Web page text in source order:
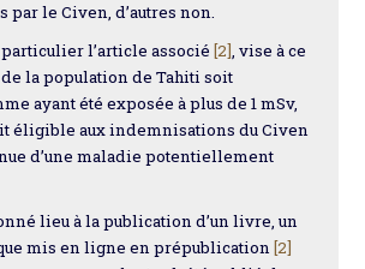
par le Civen, d’autres non.
particulier l’article associé[2], vise à ce
la population de Tahiti soit
ayant été exposée à plus de 1 mSv,
éligible aux indemnisations du Civen
d’une maladie potentiellement
lieu à la publication d’un livre, un
mis en ligne en prépublication[2]